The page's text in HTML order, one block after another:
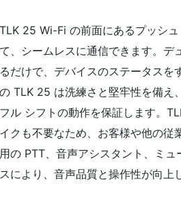
TLK 25 Wi-Fi の前面にあるプッシ
て、シームレスに通信できます。デ
るだけで、デバイスのステータスを
の TLK 25 は洗練さと堅牢性を備え
フル シフトの動作を保証します。
イクも不要なため、お客様や他の従
用の PTT、音声アシスタント、ミ
スにより、音声品質と操作性が向上